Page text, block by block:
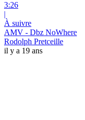
3:26
|
À suivre
AMV - Dbz NoWhere
Rodolph Pretceille
il y a 19 ans